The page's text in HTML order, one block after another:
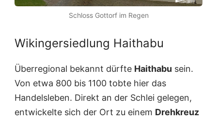
Schloss Gottorf im Regen
Wikingersiedlung Haithabu
Überregional bekannt dürfte Haithabu sein.
Von etwa 800 bis 1100 tobte hier das
Handelsleben. Direkt an der Schlei gelegen,
entwickelte sich der Ort zu einem Drehkreuz